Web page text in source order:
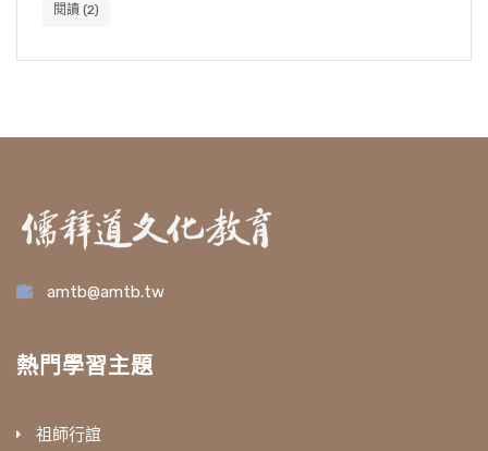
閱讀 (2)
amtb@amtb.tw
熱門學習主題
祖師行誼